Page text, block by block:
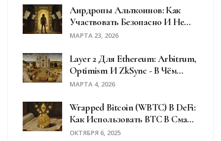
Аирдропы Альткоинов: Как
Участвовать Безопасно И Не
Попасть На Скам
МАРТА 23, 2026
Layer 2 Для Ethereum: Arbitrum,
Optimism И ZkSync - В Чём
Разница?
МАРТА 4, 2026
Wrapped Bitcoin (WBTC) В DeFi:
Как Использовать BTC В Смарт-
Контрактах
ОКТЯБРЯ 6, 2025